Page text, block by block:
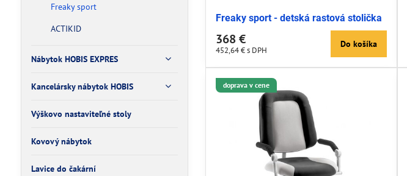
Freaky sport - detská rastová stolička
368 €
452,64 €s DPH
Do košíka
doprava v cene
Freaky sport
ACTIKID
Nábytok HOBIS EXPRES
Kancelársky nábytok HOBIS
Výškovo nastaviteľné stoly
Kovový nábytok
Lavice do čakární